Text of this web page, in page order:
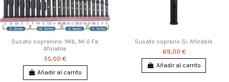
Susato sopranino: Mib, Mi ó Fa.
Afinable
55,00 €
Añadir al carrito
Susato soprano Si. Afinable.
69,00 €
Añadir al carrito